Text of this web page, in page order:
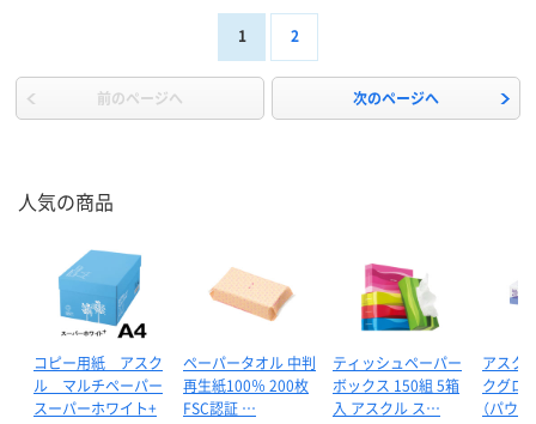
1 2
前のページへ 次のページへ
人気の商品
コピー用紙 アスク
ル マルチペーパー
スーパーホワイト+
ペーパータオル 中判
再生紙100％ 200枚
FSC認証 …
ティッシュペーパー
ボックス 150組 5箱
入 アスクル ス…
アスク
クグロ
（パウ